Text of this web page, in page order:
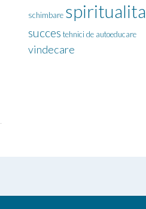
schimbare
succes tehnici de autoeducare
vindecare